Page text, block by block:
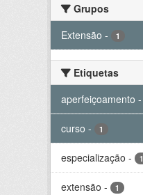
Grupos
Extensão - 1
Etiquetas
aperfeiçoamento -
curso - 1
especialização - 1
extensão - 1